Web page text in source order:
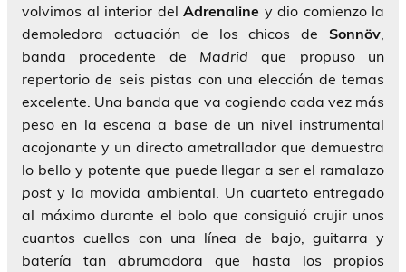
volvimos al interior del Adrenaline y dio comienzo la
demoledora actuación de los chicos de Sonnöv
banda procedente de Madrid que propuso un
repertorio de seis pistas con una elección de temas
excelente. Una banda que va cogiendo cada vez más
peso en la escena a base de un nivel instrumental
acojonante y un directo ametrallador que demuestra
lo bello y potente que puede llegar a ser el ramalazo
post y la movida ambiental. Un cuarteto entregado
al máximo durante el bolo que consiguió crujir unos
cuantos cuellos con una línea de bajo, guitarra y
batería tan abrumadora que hasta los propios